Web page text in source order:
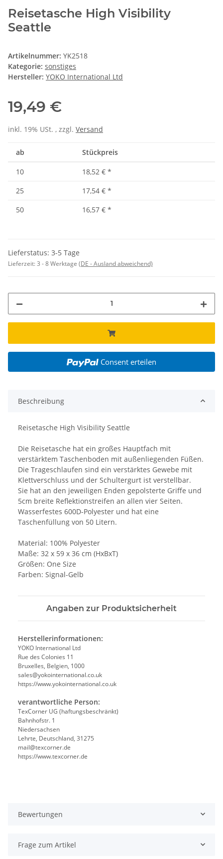
Reisetasche High Visibility
Seattle
Artikelnummer: YK2518
Kategorie: sonstiges
Hersteller: YOKO International Ltd
19,49 €
inkl. 19% USt. , zzgl. Versand
ab Stückpreis
10 18,52 € *
25
17,54 € *
50
16,57 € *
Lieferstatus: 3-5 Tage
Lieferzeit:3 - 8 Werktage (DE - Ausland abweichend)
Consent erteilen
Beschreibung
Reisetasche High Visibility Seattle
Die Reisetasche hat ein großes Hauptfach mit
verstärktem Taschenboden mit außenliegenden Füßen.
Die Trageschlaufen sind ein verstärktes Gewebe mit
Klettverschluss und der Schultergurt ist verstellbar.
Sie hat an den jeweiligen Enden gepolsterte Griffe und
5cm breite Reflektionstreifen an allen vier Seiten.
Wasserfestes 600D-Polyester und hat eine
Taschenfüllung von 50 Litern.
Material: 100% Polyester
Maße: 32 x 59 x 36 cm (HxBxT)
Größen: One Size
Farben: Signal-Gelb
Angaben zur Produktsicherheit
Herstellerinformationen:
YOKO International Ltd
Rue des Colonies 11
Bruxelles, Belgien, 1000
sales@yokointernational.co.uk
https://www.yokointernational.co.uk
verantwortliche Person:
TexCorner UG (haftungsbeschränkt)
Bahnhofstr. 1
Niedersachsen
Lehrte, Deutschland, 31275
mail@texcorner.de
https://www.texcorner.de
Bewertungen
Frage zum Artikel